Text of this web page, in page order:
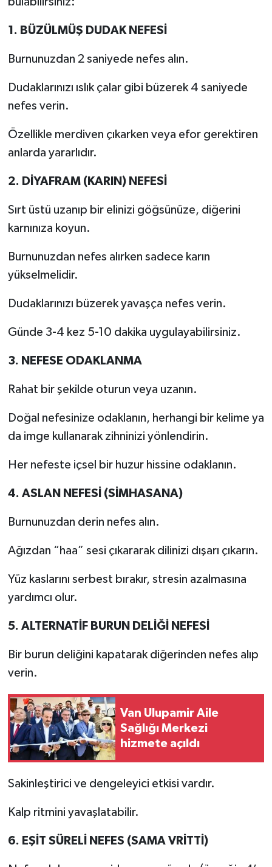
1. BÜZÜLMÜŞ DUDAK NEFESİ
Burnunuzdan 2 saniyede nefes alın.
Dudaklarınızı ıslık çalar gibi büzerek 4 saniyede
nefes verin.
Özellikle merdiven çıkarken veya efor gerektiren
anlarda yararlıdır.
2. DİYAFRAM (KARIN) NEFESİ
Sırt üstü uzanıp bir elinizi göğsünüze, diğerini
karnınıza koyun.
Burnunuzdan nefes alırken sadece karın
yükselmelidir.
Dudaklarınızı büzerek yavaşça nefes verin.
Günde 3-4 kez 5-10 dakika uygulayabilirsiniz.
3. NEFESE ODAKLANMA
Rahat bir şekilde oturun veya uzanın.
Doğal nefesinize odaklanın, herhangi bir kelime ya
da imge kullanarak zihninizi yönlendirin.
Her nefeste içsel bir huzur hissine odaklanın.
4. ASLAN NEFESİ (SİMHASANA)
Burnunuzdan derin nefes alın.
Ağızdan “haa” sesi çıkararak dilinizi dışarı çıkarın.
Yüz kaslarını serbest bırakır, stresin azalmasına
yardımcı olur.
5. ALTERNATİF BURUN DELİĞİ NEFESİ
Bir burun deliğini kapatarak diğerinden nefes alıp
verin.
Van Ulupamir Aile
Sağlığı Merkezi
hizmete açıldı
Sakinleştirici ve dengeleyici etkisi vardır.
Kalp ritmini yavaşlatabilir.
6. EŞİT SÜRELİ NEFES (SAMA VRİTTİ)